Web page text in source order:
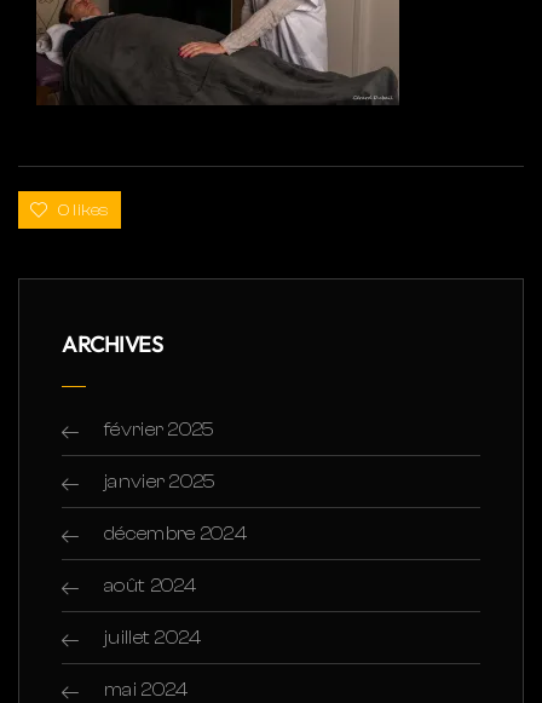
0 likes
ARCHIVES
février 2025
janvier 2025
décembre 2024
août 2024
juillet 2024
mai 2024